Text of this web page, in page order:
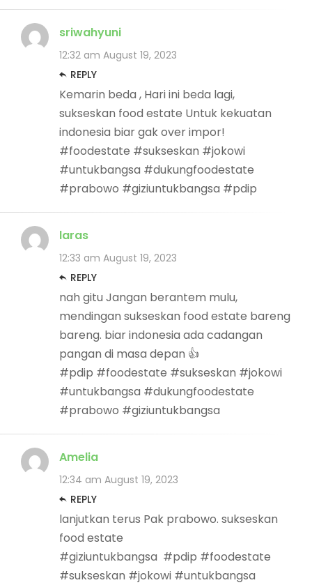
sriwahyuni
12:32 am August 19, 2023
REPLY
Kemarin beda , Hari ini beda lagi,
sukseskan food estate Untuk kekuatan
indonesia biar gak over impor!
#foodestate #sukseskan #jokowi
#untukbangsa #dukungfoodestate
#prabowo #giziuntukbangsa #pdip
laras
12:33 am August 19, 2023
REPLY
nah gitu Jangan berantem mulu,
mendingan sukseskan food estate bareng
bareng. biar indonesia ada cadangan
pangan di masa depan 👍
#pdip #foodestate #sukseskan #jokowi
#untukbangsa #dukungfoodestate
#prabowo #giziuntukbangsa
Amelia
12:34 am August 19, 2023
REPLY
lanjutkan terus Pak prabowo. sukseskan
food estate
#giziuntukbangsa #pdip #foodestate
#sukseskan #jokowi #untukbangsa